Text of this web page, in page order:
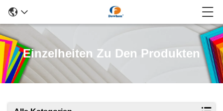
Einzelheiten Zu Den Produkten